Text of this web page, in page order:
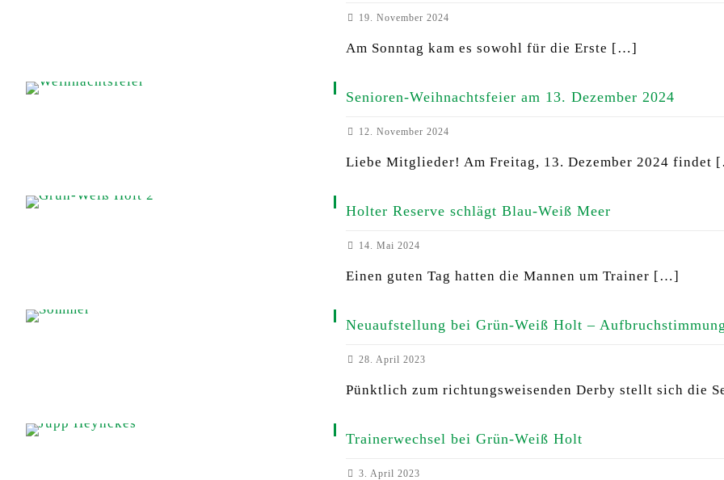
19. November 2024
Am Sonntag kam es sowohl für die Erste […]
Senioren-Weihnachtsfeier am 13. Dezember 2024
12. November 2024
Liebe Mitglieder! Am Freitag, 13. Dezember 2024 findet
Holter Reserve schlägt Blau-Weiß Meer
14. Mai 2024
Einen guten Tag hatten die Mannen um Trainer […]
Neuaufstellung bei Grün-Weiß Holt –
28. April 2023
Pünktlich zum richtungsweisenden Derby stellt sich die
Trainerwechsel bei Grün-Weiß Holt
3. April 2023